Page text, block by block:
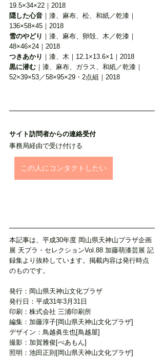
19.5×34×22｜2018
隠した心音 ｜漆、麻布、松、和紙／乾漆｜
136×58×45｜2018
雪のやどり ｜漆、麻布、卵殻、木／乾漆｜
48×46×24｜2018
つきあかり ｜漆、木｜12.1×13.6×1｜2018
黒に潜む ｜漆、麻布、ガラス、和紙／乾漆｜
52×39×53／58×95×29・2点組｜2018
サイト訪問者からの連絡受付
事務局経由で受け付ける
この人にコンタクトしたい
本記事は、平成30年度 岡山県天神山プラザ企画
展 天プラ・セレクションVol.88 加藤萌漆芸展 記
録集より抜粋しています。掲載内容は発行時点
のものです。
発行：岡山県天神山文化プラザ
発行日：平成31年3月31日
印刷：株式会社 三浦印刷所
編集：加藤淳子[岡山県天神山文化プラザ]
デザイン：鳥越眞生也[鳥越屋]
撮影：加賀雅俊[べあもん]
照明：池田正則[岡山県天神山文化プラザ]